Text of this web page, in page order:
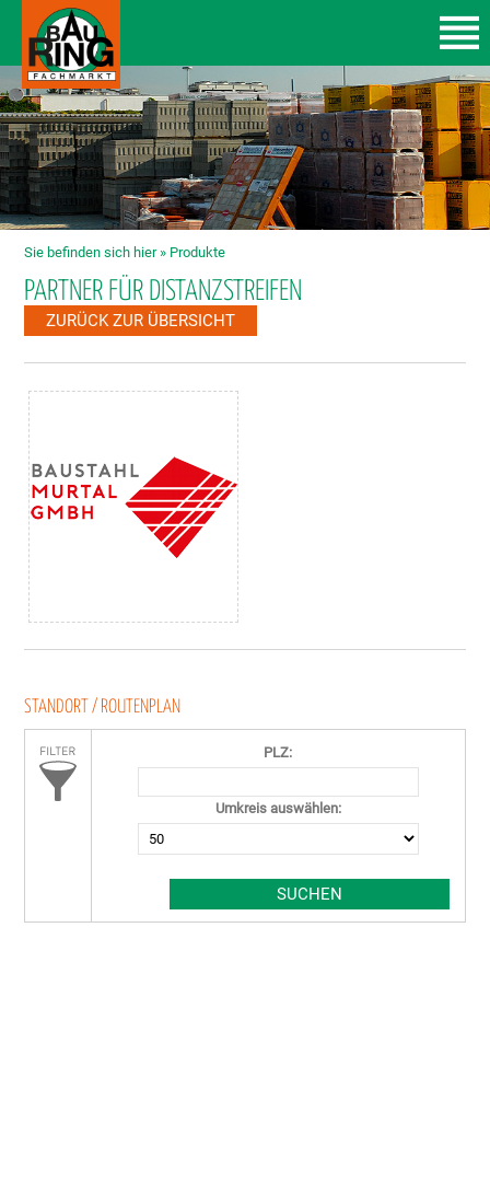
Sie befinden sich hier » Produkte
ZURÜCK ZUR ÜBERSICHT
PARTNER FÜR DISTANZSTREIFEN
STANDORT / ROUTENPLAN
PLZ:
Umkreis auswählen: